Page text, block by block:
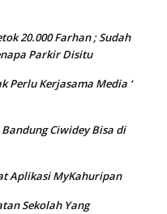
20.000 Farhan ; Sudah
Parkir Disitu
Perlu Kerjasama Media ‘
Ciwidey Bisa di
Aplikasi MyKahuripan
Sekolah Yang